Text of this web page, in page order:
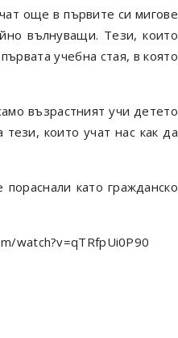
още в първите си мигове
вълнуващи. Тези, които
учебна стая, в която
възрастният учи детето
които учат нас как да
като гражданско
watch?v=qTRfpUi0P90